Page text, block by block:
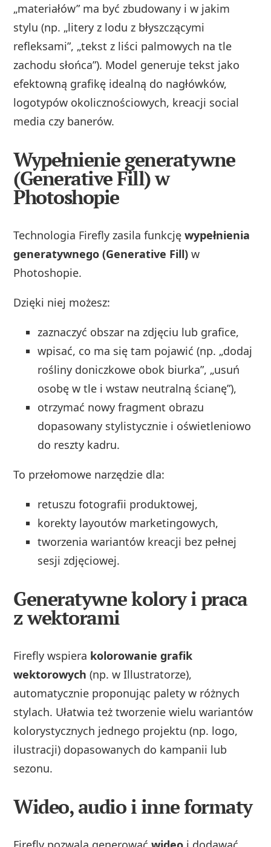
„materiałów” ma być zbudowany i w jakim
stylu (np. „litery z lodu z błyszczącymi
refleksami”, „tekst z liści palmowych na tle
zachodu słońca”). Model generuje tekst jako
efektowną grafikę idealną do nagłówków,
logotypów okolicznościowych, kreacji social
media czy banerów.
Wypełnienie generatywne
(Generative Fill) w
Photoshopie
Technologia Firefly zasila funkcjęwypełnienia
generatywnego (Generative Fill) w
Photoshopie.
Dzięki niej możesz:
zaznaczyć obszar na zdjęciu lub grafice,
wpisać, co ma się tam pojawić (np. „dodaj
rośliny doniczkowe obok biurka”, „usuń
osobę w tle i wstaw neutralną ścianę”),
otrzymać nowy fragment obrazu
dopasowany stylistycznie i oświetleniowo
do reszty kadru.
To przełomowe narzędzie dla:
retuszu fotografii produktowej,
korekty layoutów marketingowych,
tworzenia wariantów kreacji bez pełnej
sesji zdjęciowej.
Generatywne kolory i praca
z wektorami
Firefly wspiera kolorowanie grafik
wektorowych (np. w Illustratorze),
automatycznie proponując palety w różnych
stylach. Ułatwia też tworzenie wielu wariantów
kolorystycznych jednego projektu (np. logo,
ilustracji) dopasowanych do kampanii lub
sezonu.
Wideo, audio i inne formaty